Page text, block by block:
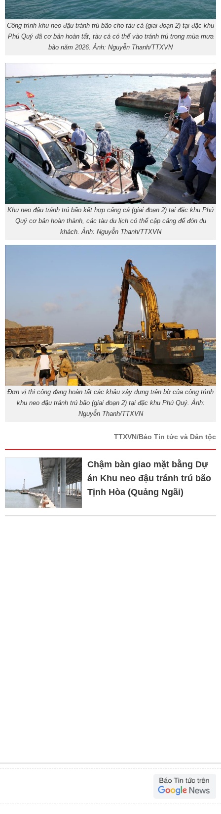
Công trình khu neo đậu tránh trú bão cho tàu cá (giai đoạn 2) tại đặc khu
Phú Quý đã cơ bản hoàn tất, tàu cá có thể vào tránh trú trong mùa mưa
bão năm 2026. Ảnh: Nguyễn Thanh/TTXVN
Khu neo đậu tránh trú bão kết hợp cảng cá (giai đoạn 2) tại đặc khu Phú
Quý cơ bản hoàn thành, các tàu du lịch có thể cập cảng để đón du
khách. Ảnh: Nguyễn Thanh/TTXVN
Đơn vị thi công đang hoàn tất các khâu xây dựng trên bờ của công trình
khu neo đậu tránh trú bão (giai đoạn 2) tại đặc khu Phú Quý. Ảnh:
Nguyễn Thanh/TTXVN
TTXVN/Báo Tin tức và Dân tộc
Chậm bàn giao mặt bằng Dự
án Khu neo đậu tránh trú bão
Tịnh Hòa (Quảng Ngãi)